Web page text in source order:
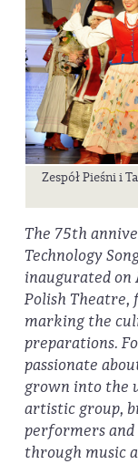
Zespół Pieśni i
The 75th
Technology
inaugurated on
Polish
marking the
preparations.
passionate
grown into the
artistic group,
performers
through music